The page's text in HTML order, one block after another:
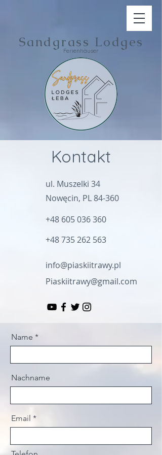
Sandgrass Lodges
Ferienhäuser
Kontakt
ul. Muszelki 34
Nowęcin, PL 84-360
+48 605 036 360
+48 735 262 563
info@piaskiitrawy.pl
Piaskiitrawy@gmail.com
Name
Nachname
Email